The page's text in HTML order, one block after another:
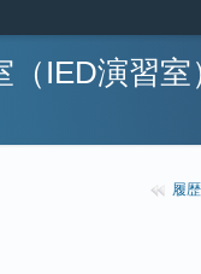
IED演習室
履歴